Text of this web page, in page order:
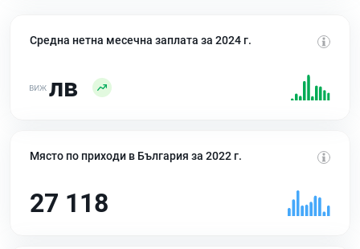
Средна нетна месечна заплата за 2024 г.
лв
Място по приходи в България за 2022 г.
27 118